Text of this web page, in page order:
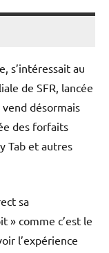
s’intéressait au
de SFR, lancée
désormais
des forfaits
Tab et autres
sa
» comme c’est le
l’expérience